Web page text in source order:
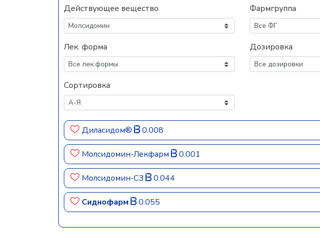
Действующее вещество Фармгруппа
Лек. форма Дозировка
Сортировка
Диласидом® 0.008
Молсидомин-Лекфарм 0.001
Молсидомин-СЗ 0.044
Сиднофарм 0.055